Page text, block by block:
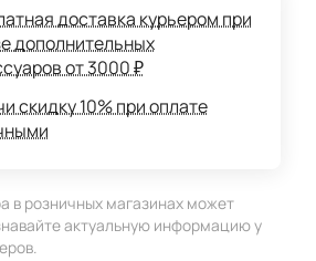
доставка курьером при
дополнительных
от 3000 ₽
скидку 10% при оплате
в розничных магазинах может
актуальную информацию у